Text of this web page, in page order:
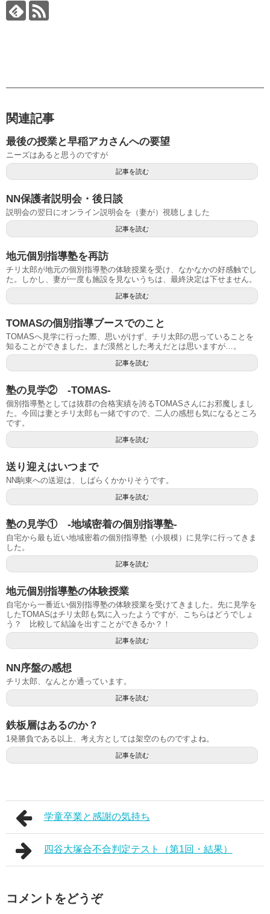
関連記事
最後の授業と早稲アカさんへの要望
ニーズはあると思うのですが
記事を読む
NN保護者説明会・後日談
説明会の翌日にオンライン説明会を（妻が）視聴しました
記事を読む
地元個別指導塾を再訪
チリ太郎が地元の個別指導塾の体験授業を受け、なかなかの好感触でし
た。しかし、妻が一度も施設を見ないうちは、最終決定は下せません。
記事を読む
TOMASの個別指導ブースでのこと
TOMASへ見学に行った際、思いがけず、チリ太郎の思っていることを
知ることができました。まだ漠然とした考えだとは思いますが…。
記事を読む
塾の見学② -TOMAS-
個別指導塾としては抜群の合格実績を誇るTOMASさんにお邪魔しまし
た。今回は妻とチリ太郎も一緒ですので、二人の感想も気になるところ
です。
記事を読む
送り迎えはいつまで
NN駒東への送迎は、しばらくかかりそうです。
記事を読む
塾の見学① -地域密着の個別指導塾-
自宅から最も近い地域密着の個別指導塾（小規模）に見学に行ってきま
した。
記事を読む
地元個別指導塾の体験授業
自宅から一番近い個別指導塾の体験授業を受けてきました。先に見学を
したTOMASはチリ太郎も気に入ったようですが、こちらはどうでしょ
う？ 比較して結論を出すことができるか？！
記事を読む
NN序盤の感想
チリ太郎、なんとか通っています。
記事を読む
鉄板層はあるのか？
1発勝負である以上、考え方としては架空のものですよね。
記事を読む
学童卒業と感謝の気持ち
四谷大塚合不合判定テスト（第1回・結果）
コメントをどうぞ